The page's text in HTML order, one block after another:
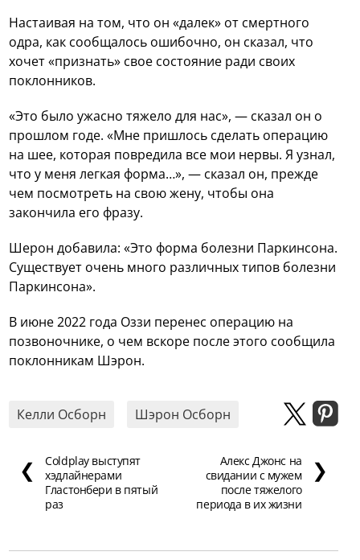
Настаивая на том, что он «далек» от смертного
одра, как сообщалось ошибочно, он сказал, что
хочет «признать» свое состояние ради своих
поклонников.
«Это было ужасно тяжело для нас», — сказал он о
прошлом годе. «Мне пришлось сделать операцию
на шее, которая повредила все мои нервы. Я узнал,
что у меня легкая форма…», — сказал он, прежде
чем посмотреть на свою жену, чтобы она
закончила его фразу.
Шерон добавила: «Это форма болезни Паркинсона.
Существует очень много различных типов болезни
Паркинсона».
В июне 2022 года Оззи перенес операцию на
позвоночнике, о чем вскоре после этого сообщила
поклонникам Шэрон.
Келли Осборн Шэрон Осборн
❮
Coldplay выступят
хэдлайнерами
Гластонбери в пятый
раз
Алекс Джонс на
свидании с мужем
после тяжелого
периода в их жизни
❯